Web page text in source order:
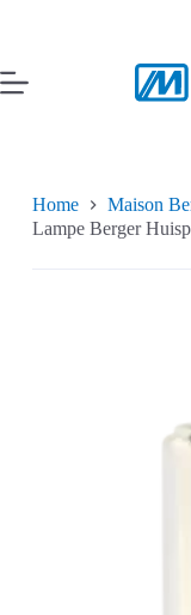
inhoud
Home
Maison
Lampe Berger